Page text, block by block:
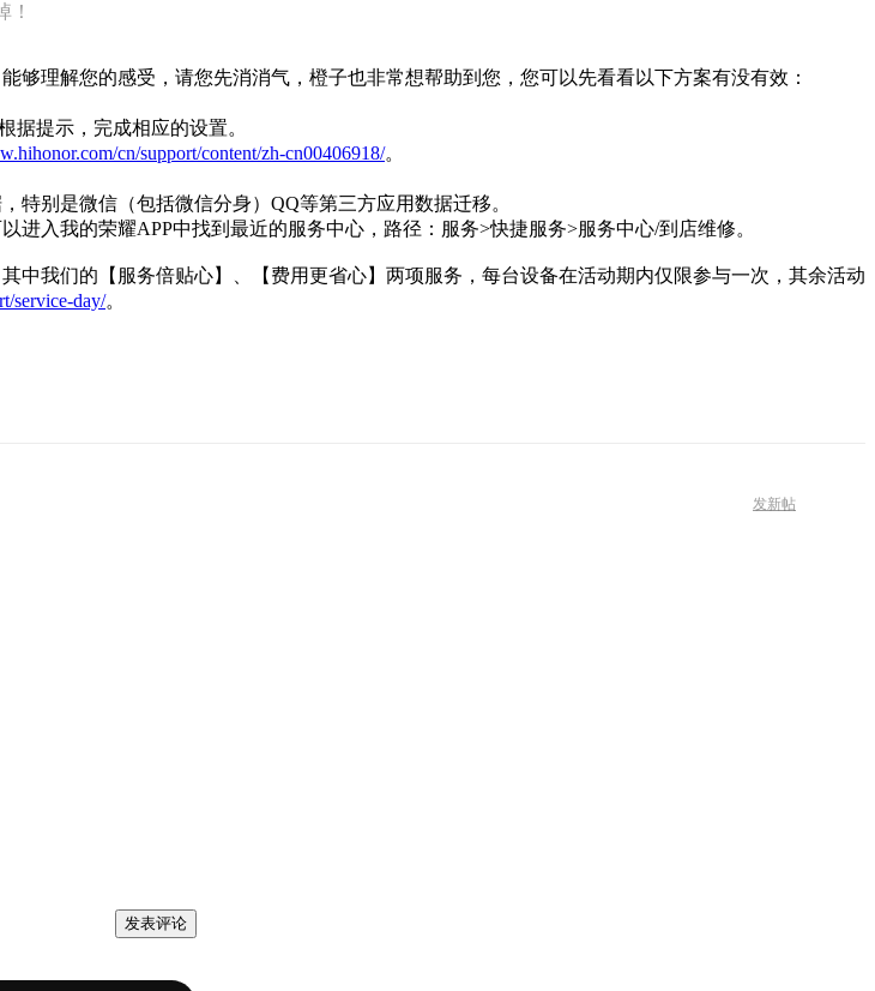
！
理解您的感受，请您先消消气，橙子也非常想帮助到您，您可以先看看以下方案有没有效：
据提示，完成相应的设置。
cn/support/content/zh-cn00406918/。
特别是微信（包括微信分身）QQ等第三方应用数据迁移。
入我的荣耀APP中找到最近的服务中心，路径：服务>快捷服务>服务中心/到店维修。
中我们的【服务倍贴心】、【费用更省心】两项服务，每台设备在活动期内仅限参与一次，其余活动
service-day/。
发新帖
发表评论